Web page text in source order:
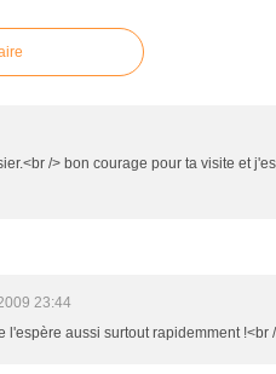
/> bon courage pour ta visite et
23:44
l'espère aussi surtout rapidemment !<br